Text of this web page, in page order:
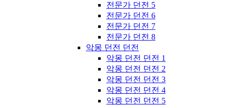
전문가 던전 5
전문가 던전 6
전문가 던전 7
전문가 던전 8
악몽 던전 던전
악몽 던전 던전 1
악몽 던전 던전 2
악몽 던전 던전 3
악몽 던전 던전 4
악몽 던전 던전 5